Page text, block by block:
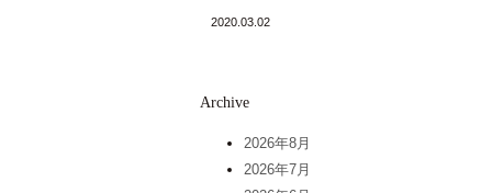
2020.03.02
Archive
2026年8月
2026年7月